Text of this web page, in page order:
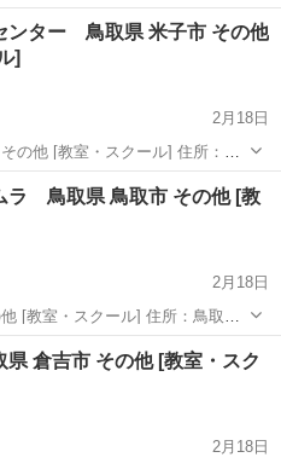
は投稿日時点
ンター 鳥取県 米子市 その他
]
2月18日
[教室・スクール] 住所：鳥
ター
ラ 鳥取県 鳥取市 その他 [教
2月18日
クール] 住所：鳥取県
倉吉市 その他 [教室・スク
2月18日